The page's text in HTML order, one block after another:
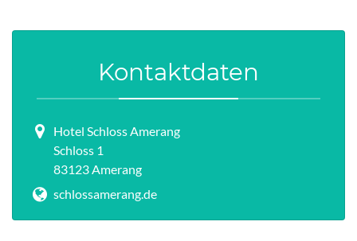
Kontaktdaten
Hotel Schloss Amerang
Schloss 1
83123 Amerang
schlossamerang.de